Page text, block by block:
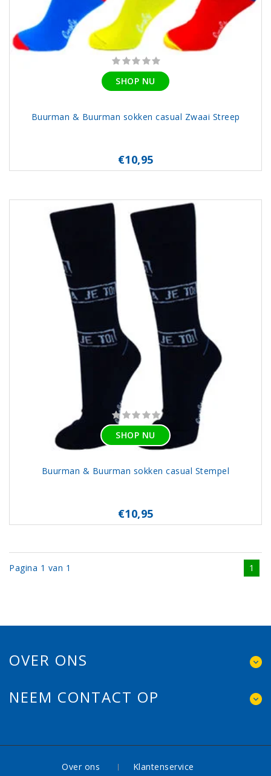
SHOP NU
Buurman & Buurman sokken casual Zwaai Streep
€10,95
SHOP NU
Buurman & Buurman sokken casual Stempel
€10,95
Pagina 1 van 1 1
OVER ONS
NEEM CONTACT OP
Over ons Klantenservice